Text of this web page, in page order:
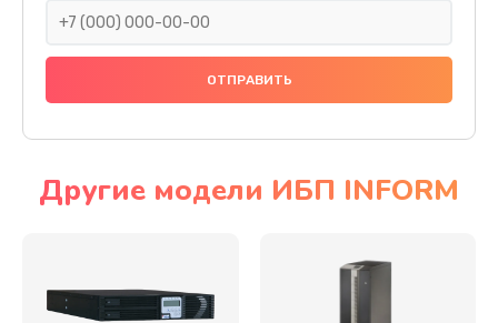
Другие модели ИБП INFORM